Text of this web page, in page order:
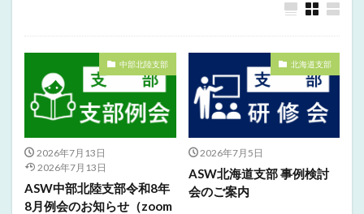
中部北陸支部
2026年7月13日
2026年7月13日
ASW中部北陸支部令和8年
8月例会のお知らせ（zoom
北海道支部
2026年7月5日
ASW北海道支部 事例検討
会のご案内